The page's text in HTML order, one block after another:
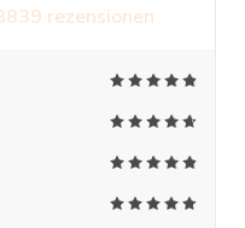
rezensionen